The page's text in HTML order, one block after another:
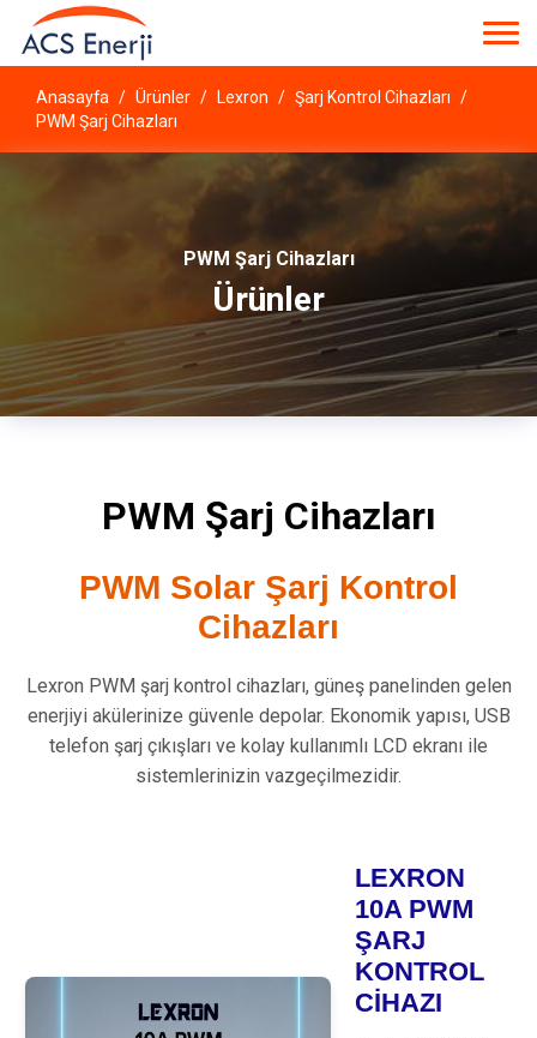
Anasayfa Ürünler Lexron
Şarj Kontrol Cihazları
PWM Şarj Cihazları
PWM Şarj Cihazları
Ürünler
PWM Şarj Cihazları
PWM Solar Şarj Kontrol
Cihazları
Lexron PWM şarj kontrol cihazları, güneş panelinden gelen
enerjiyi akülerinize güvenle depolar. Ekonomik yapısı, USB
telefon şarj çıkışları ve kolay kullanımlı LCD ekranı ile
sistemlerinizin vazgeçilmezidir.
LEXRON
10A PWM
ŞARJ
KONTROL
CİHAZI